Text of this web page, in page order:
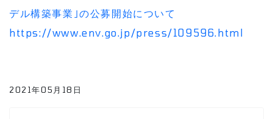
デル構築事業｣の公募開始について
https://www.env.go.jp/press/109596.html
2021年05月18日